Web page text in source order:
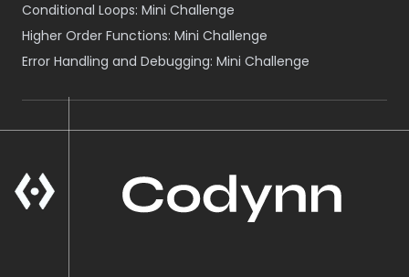
Conditional Loops: Mini Challenge
Higher Order Functions: Mini Challenge
Error Handling and Debugging: Mini Challenge